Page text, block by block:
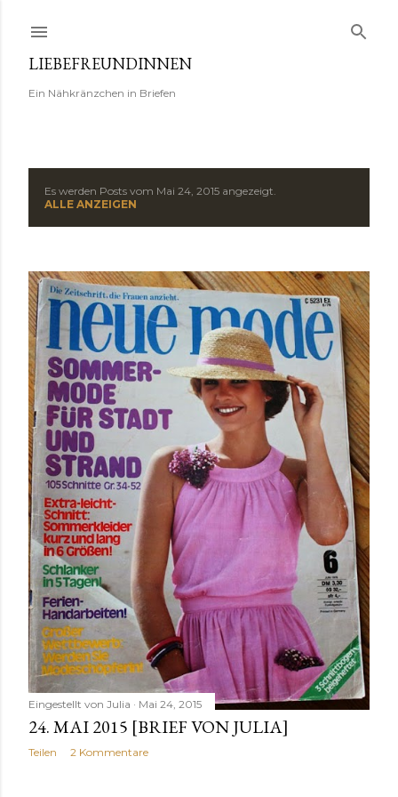
LIEBEFREUNDINNEN
Ein Nähkränzchen in Briefen
s
t
s
Es werden Posts vom Mai 24, 2015 angezeigt.
ALLE ANZEIGEN
Eingestellt von Julia Mai 24, 2015
24. MAI 2015 [BRIEF VON JULIA]
Teilen 2 Kommentare